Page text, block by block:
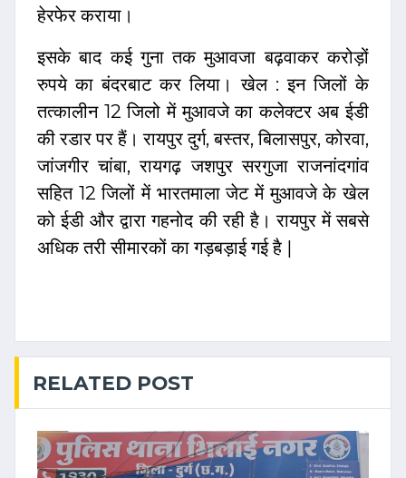
हेरफेर कराया।
इसके बाद कई गुना तक मुआवजा बढ़वाकर करोड़ों
रुपये का बंदरबाट कर लिया। खेल : इन जिलों के
तत्कालीन 12 जिलो में मुआवजे का कलेक्टर अब ईडी
की रडार पर हैं। रायपुर दुर्ग, बस्तर, बिलासपुर, कोरवा,
जांजगीर चांबा, रायगढ़ जशपुर सरगुजा राजनांदगांव
सहित 12 जिलों में भारतमाला जेट में मुआवजे के खेल
को ईडी और द्वारा गहनोद की रही है। रायपुर में सबसे
अधिक तरी सीमारकों का गड़बड़ाई गई है |
RELATED POST